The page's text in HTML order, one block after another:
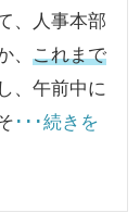
、人事本部
、これまで
し、午前中に
･･･続きを